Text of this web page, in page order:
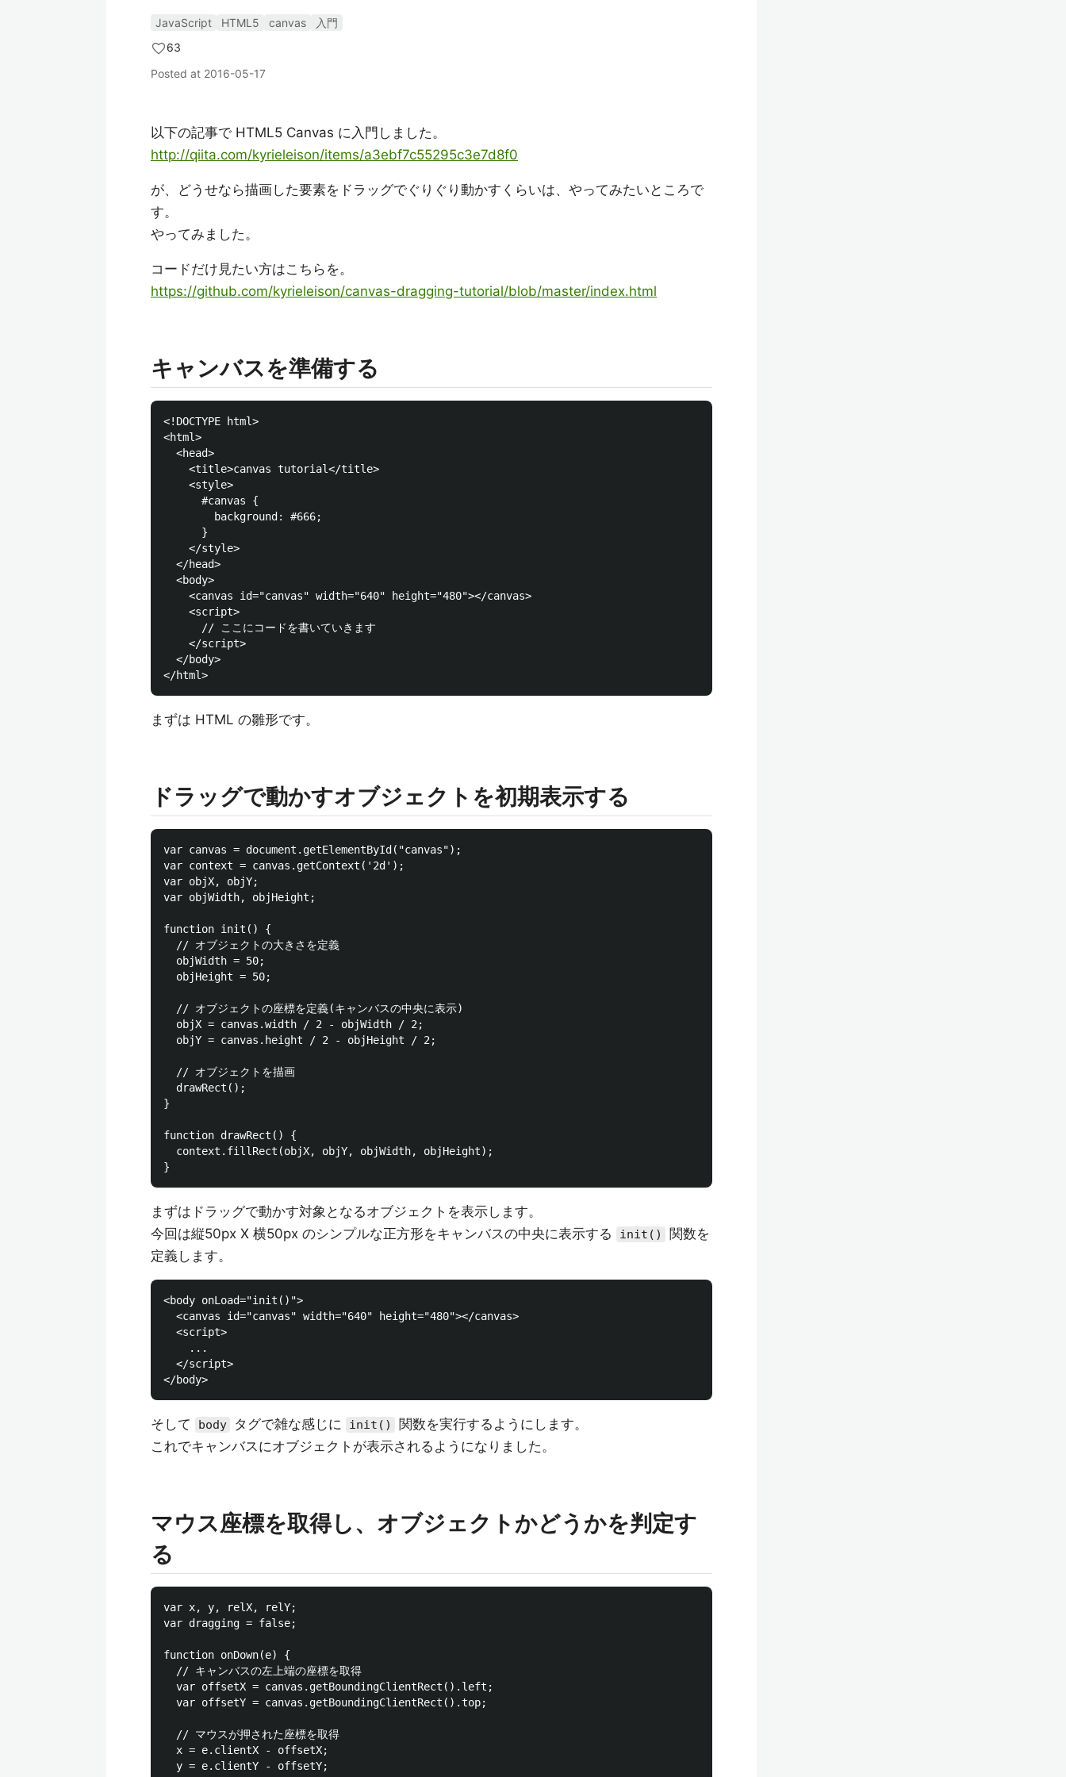
JavaScript HTML5 canvas
入門
63
Posted at 2016-05-17
以下の記事で HTML5 Canvas に入門しました。
http://qiita.com/kyrieleison/items/a3ebf7c55295c3e7d8f0
が、どうせなら描画した要素をドラッグでぐりぐり動かすくらいは、やってみたいところで
す。
やってみました。
コードだけ見たい方はこちらを。
https://github.com/kyrieleison/canvas-dragging-tutorial/blob/master/index.html
キャンバスを準備する
<!DOCTYPE html>
<html>
  <head>
    <title>canvas tutorial</title>
    <style>
      #canvas {
        background: #666;
      }
    </style>
  </head>
  <body>
    <canvas id="canvas" width="640" height="480"></canvas>
    <script>
      // ここにコードを書いていきます
    </script>
  </body>
まずは HTML の雛形です。
ドラッグで動かすオブジェクトを初期表示する
var canvas = document.getElementById("canvas");
var context = canvas.getContext('2d');
var objX, objY;
var objWidth, objHeight;
function init() {
  // オブジェクトの大きさを定義
  objWidth = 50;
  objHeight = 50;
  // オブジェクトの座標を定義(キャンバスの中央に表示)
  objX = canvas.width / 2 - objWidth / 2;
  objY = canvas.height / 2 - objHeight / 2;
  // オブジェクトを描画
  drawRect();
}
function drawRect() {
  context.fillRect(objX, objY, objWidth, objHeight);
まずはドラッグで動かす対象となるオブジェクトを表示します。
今回は縦50px X 横50px のシンプルな正方形をキャンバスの中央に表示する
init()
関数を
定義します。
<body onLoad="init()">
  <canvas id="canvas" width="640" height="480"></canvas>
  <script>
    ...
  </script>
そして body タグで雑な感じに init()
関数を実行するようにします。
これでキャンバスにオブジェクトが表示されるようになりました。
マウス座標を取得し、オブジェクトかどうかを判定す
る
var x, y, relX, relY;
var dragging = false;
function onDown(e) {
  // キャンバスの左上端の座標を取得
  var offsetX = canvas.getBoundingClientRect().left;
  var offsetY = canvas.getBoundingClientRect().top;
  // マウスが押された座標を取得
  x = e.clientX - offsetX;
  y = e.clientY - offsetY;